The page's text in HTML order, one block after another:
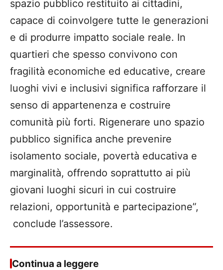
spazio pubblico restituito ai cittadini,
capace di coinvolgere tutte le generazioni
e di produrre impatto sociale reale. In
quartieri che spesso convivono con
fragilità economiche ed educative, creare
luoghi vivi e inclusivi significa rafforzare il
senso di appartenenza e costruire
comunità più forti. Rigenerare uno spazio
pubblico significa anche prevenire
isolamento sociale, povertà educativa e
marginalità, offrendo soprattutto ai più
giovani luoghi sicuri in cui costruire
relazioni, opportunità e partecipazione”,
conclude l’assessore.
Continua a leggere